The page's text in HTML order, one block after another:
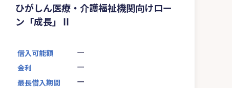
ひがしん医療・介護福祉機関向けロー
ン「成長」Ⅱ
借入可能額 ー
金利 ー
最長借入期間 ー